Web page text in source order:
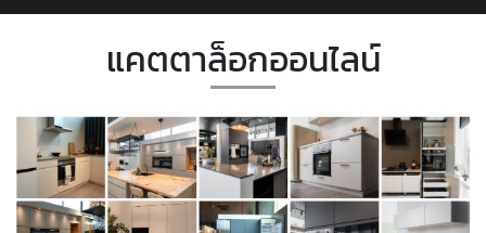
แคตตาล็อกออนไลน์